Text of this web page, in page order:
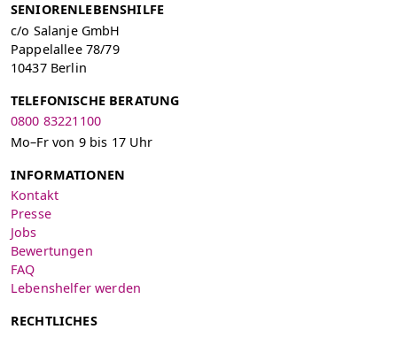
SENIORENLEBENSHILFE
c/o Salanje GmbH
Pappelallee 78/79
10437 Berlin
TELEFONISCHE BERATUNG
0800 83221100
Mo–Fr von 9 bis 17 Uhr
INFORMATIONEN
Kontakt
Presse
Jobs
Bewertungen
FAQ
Lebenshelfer werden
RECHTLICHES